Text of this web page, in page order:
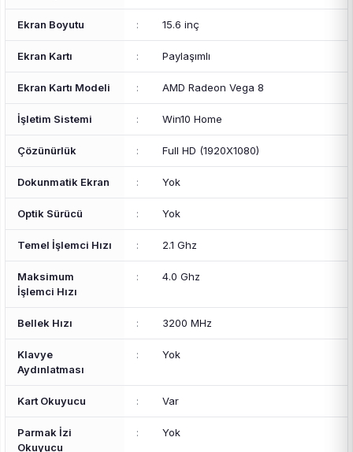
Ekran Boyutu : 15.6 inç
Ekran Kartı : Paylaşımlı
Ekran Kartı Modeli : AMD Radeon Vega 8
İşletim Sistemi : Win10 Home
Çözünürlük : Full HD (1920X1080)
Dokunmatik Ekran : Yok
Optik Sürücü : Yok
Temel İşlemci Hızı : 2.1 Ghz
Maksimum
İşlemci Hızı
: 4.0 Ghz
Bellek Hızı : 3200 MHz
Klavye
Aydınlatması
: Yok
Kart Okuyucu : Var
Parmak İzi
Okuyucu
: Yok